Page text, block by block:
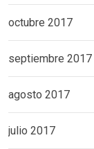
octubre 2017
septiembre 2017
agosto 2017
julio 2017